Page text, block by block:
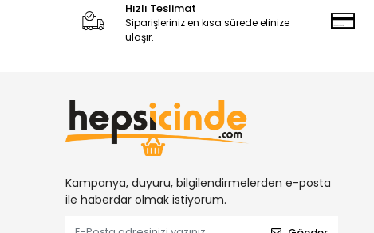
Hızlı Teslimat
Siparişleriniz en kısa sürede elinize
ulaşır.
Kampanya, duyuru, bilgilendirmelerden e-posta
ile haberdar olmak istiyorum.